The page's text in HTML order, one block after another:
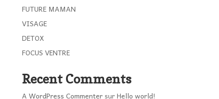
FUTURE MAMAN
VISAGE
DETOX
FOCUS VENTRE
Recent Comments
A WordPress CommentersurHello world!